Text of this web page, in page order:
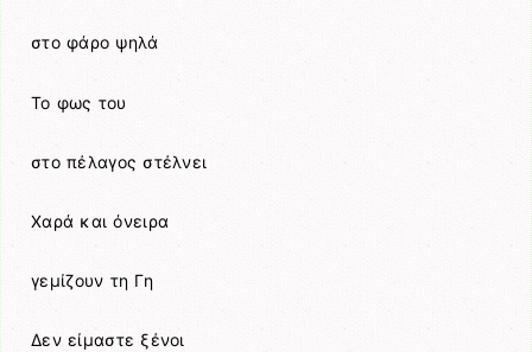
στο φάρο ψηλά
Το φως του
στο πέλαγος στέλνει
Χαρά και όνειρα
γεμίζουν τη Γη
Δεν είμαστε ξένοι